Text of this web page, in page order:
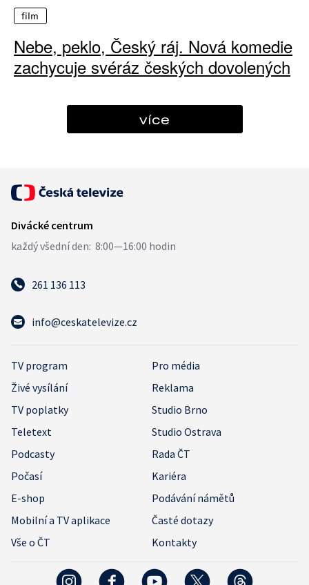
film
Nebe, peklo, Český ráj. Nová komedie
zachycuje svéráz českých dovolených
více
261 136 113
info@ceskatelevize.cz
TV program
Pro média
Živé vysílání
Reklama
TV poplatky
Studio Brno
Teletext
Studio Ostrava
Podcasty
Rada ČT
Počasí
Kariéra
E-shop
Podávání námětů
Mobilní a TV aplikace
Časté dotazy
Vše o ČT
Kontakty